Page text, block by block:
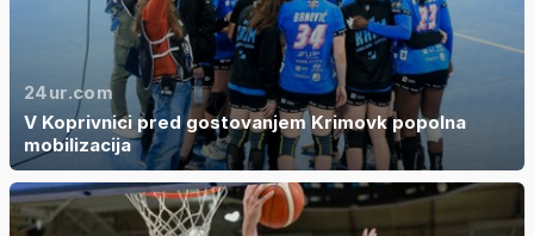
24ur.com
V Koprivnici pred gostovanjem Krimovk popolna
mobilizacija